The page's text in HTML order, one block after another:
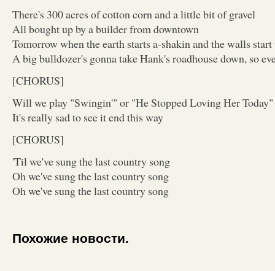
There's 300 acres of cotton corn and a little bit of gravel
All bought up by a builder from downtown
Tomorrow when the earth starts a-shakin and the walls
A big bulldozer's gonna take Hank's roadhouse down, so
[CHORUS]
Will we play "Swingin'" or "He Stopped Loving Her Today"
It's really sad to see it end this way
[CHORUS]
'Til we've sung the last country song
Oh we've sung the last country song
Oh we've sung the last country song
Похожие новости.